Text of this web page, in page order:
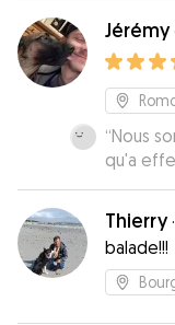
Jérémy·
“Nous
qu'a
Maeve,
pour le
Jérémy
sans
Thierry·
balade!!!